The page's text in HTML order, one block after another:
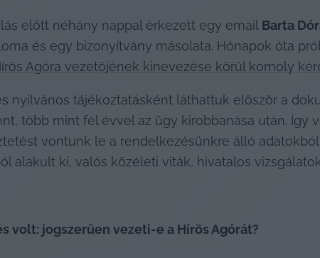
előtt néhány nappal érkezett egy email Barta
és egy bizonyítvány másolata. Hónapok óta
Agóra vezetőjének kinevezése körül komoly
nyilvános tájékoztatásként láthattuk először a
több mint fél évvel az ügy kirobbanása után. Így
vontunk le a rendelkezésünkre álló
alakult ki, valós közéleti viták, hivatalos
volt: jogszerűen vezeti-e a Hírös Agórát?